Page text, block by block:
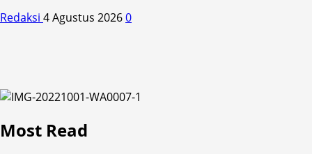
Redaksi 4 Agustus 20260
Most Read